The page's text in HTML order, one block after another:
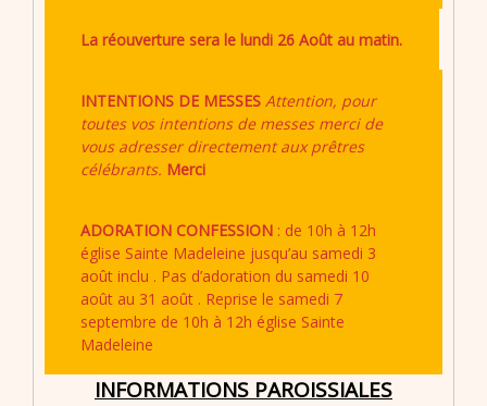
La réouverture sera le lundi 26 Août au matin.
INTENTIONS DE MESSESAttention, pour
toutes vos intentions de messes merci de
vous adresser directement aux prêtres
célébrants. Merci
ADORATION CONFESSION : de 10h à 12h
église Sainte Madeleine jusqu’au samedi 3
août inclu . Pas d’adoration du samedi 10
août au 31 août . Reprise le samedi 7
septembre de 10h à 12h église Sainte
Madeleine
INFORMATIONS PAROISSIALES